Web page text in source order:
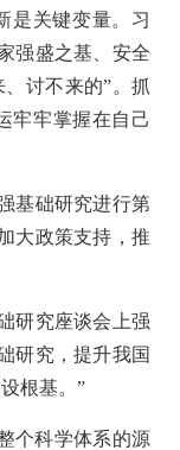
是关键变量。习
强盛之基、安全
讨不来的”。抓
牢牢掌握在自己
基础研究进行第
大政策支持，推
研究座谈会上强
研究，提升我国
根基。”
个科学体系的源